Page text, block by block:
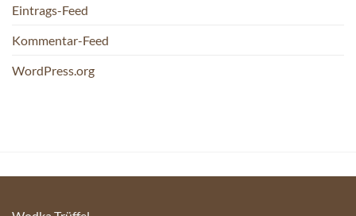
Eintrags-Feed
Kommentar-Feed
WordPress.org